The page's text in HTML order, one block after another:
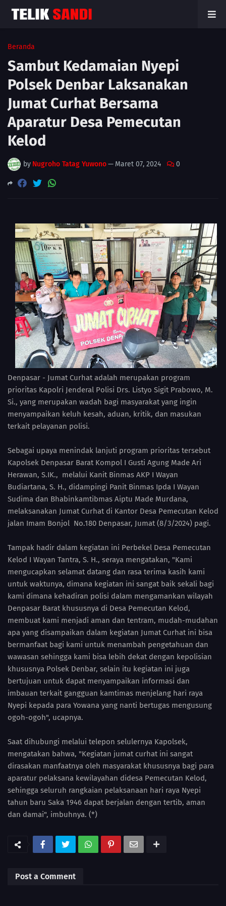
Beranda
Sambut Kedamaian Nyepi
Polsek Denbar Laksanakan
Jumat Curhat Bersama
Aparatur Desa Pemecutan
Kelod
by Nugroho Tatag Yuwono— Maret 07, 2024 0
Denpasar - Jumat Curhat adalah merupakan program
prioritas Kapolri Jenderal Polisi Drs. Listyo Sigit Prabowo, M.
Si., yang merupakan wadah bagi masyarakat yang ingin
menyampaikan keluh kesah, aduan, kritik, dan masukan
terkait pelayanan polisi.
Sebagai upaya menindak lanjuti program prioritas tersebut
Kapolsek Denpasar Barat Kompol I Gusti Agung Made Ari
Herawan, S.IK., melalui Kanit Binmas AKP I Wayan
Budiartana, S. H., didampingi Panit Binmas Ipda I Wayan
Sudima dan Bhabinkamtibmas Aiptu Made Murdana,
melaksanakan Jumat Curhat di Kantor Desa Pemecutan Kelod
jalan Imam Bonjol No.180 Denpasar, Jumat (8/3/2024) pagi.
Tampak hadir dalam kegiatan ini Perbekel Desa Pemecutan
Kelod I Wayan Tantra, S. H., seraya mengatakan, "Kami
mengucapkan selamat datang dan rasa terima kasih kami
untuk waktunya, dimana kegiatan ini sangat baik sekali bagi
kami dimana kehadiran polisi dalam mengamankan wilayah
Denpasar Barat khususnya di Desa Pemecutan Kelod,
membuat kami menjadi aman dan tentram, mudah-mudahan
apa yang disampaikan dalam kegiatan Jumat Curhat ini bisa
bermanfaat bagi kami untuk menambah pengetahuan dan
wawasan sehingga kami bisa lebih dekat dengan kepolisian
khususnya Polsek Denbar, selain itu kegiatan ini juga
bertujuan untuk dapat menyampaikan informasi dan
imbauan terkait gangguan kamtimas menjelang hari raya
Nyepi kepada para Yowana yang nanti bertugas mengusung
ogoh-ogoh", ucapnya.
Saat dihubungi melalui telepon selulernya Kapolsek,
mengatakan bahwa, "Kegiatan jumat curhat ini sangat
dirasakan manfaatnya oleh masyarakat khususnya bagi para
aparatur pelaksana kewilayahan didesa Pemecutan Kelod,
sehingga seluruh rangkaian pelaksanaan hari raya Nyepi
tahun baru Saka 1946 dapat berjalan dengan tertib, aman
dan damai", imbuhnya. (*)
Post a Comment